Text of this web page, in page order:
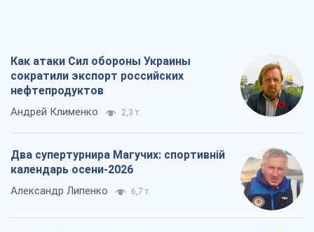
Как атаки Сил обороны Украины
сократили экспорт российских
нефтепродуктов
Андрей Клименко 2,3 т.
Два супертурнира Магучих: спортивній
календарь осени-2026
Александр Липенко 6,7 т.